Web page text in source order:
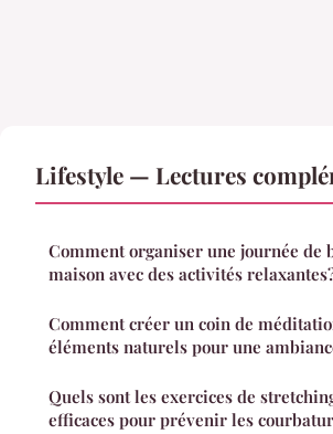
Lifestyle — Lectures
Comment organiser une journée de
maison avec des activités
Comment créer un coin de
éléments naturels pour une
Quels sont les exercices de
efficaces pour prévenir les